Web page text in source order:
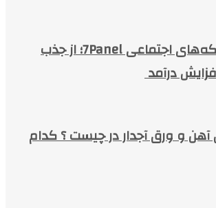
خدمات شبکه‌های اجتماعی 7Panel؛ از جذب
درآمد
و ورق آجدار در چیست ؟ کدام